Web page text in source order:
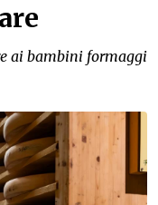
ai bambini formaggi